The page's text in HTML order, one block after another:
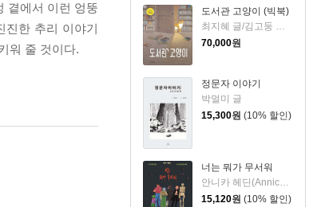
도서관 고양이 (빅북)
최지혜 글/김고둥 그림
70,000원
정문자 이야기
박멀미 글
15,300원 (10% 할인)
너는 뭐가 무서워
15,120원 (10% 할인)
곁에서 이런 엉뚱
진한 추리 이야기
워 줄 것이다.